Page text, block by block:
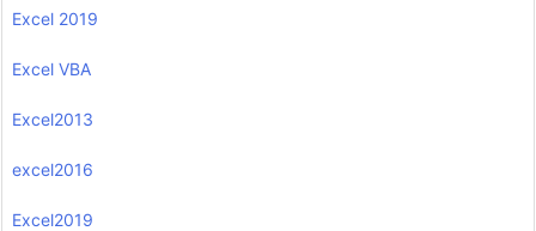
Excel 2019
Excel VBA
Excel2013
excel2016
Excel2019